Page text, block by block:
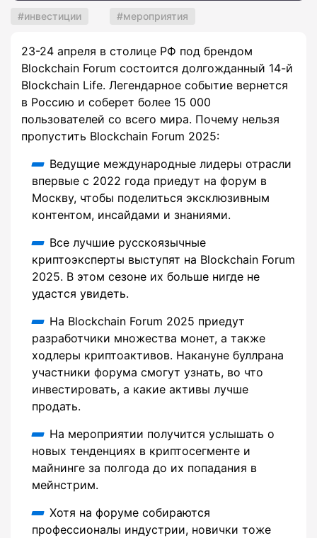
инвестиции мероприятия
23-24 апреля в столице РФ под брендом
Blockchain Forum состоится долгожданный 14-й
Blockchain Life. Легендарное событие вернется
в Россию и соберет более 15 000
пользователей со всего мира. Почему нельзя
пропустить Blockchain Forum 2025:
Ведущие международные лидеры отрасли
впервые с 2022 года приедут на форум в
Москву, чтобы поделиться эксклюзивным
контентом, инсайдами и знаниями.
Все лучшие русскоязычные
криптоэксперты выступят на Blockchain Forum
2025. В этом сезоне их больше нигде не
удастся увидеть.
На Blockchain Forum 2025 приедут
разработчики множества монет, а также
ходлеры криптоактивов. Накануне буллрана
участники форума смогут узнать, во что
инвестировать, а какие активы лучше
продать.
На мероприятии получится услышать о
новых тенденциях в криптосегменте и
майнинге за полгода до их попадания в
мейнстрим.
Хотя на форуме собираются
профессионалы индустрии, новички тоже